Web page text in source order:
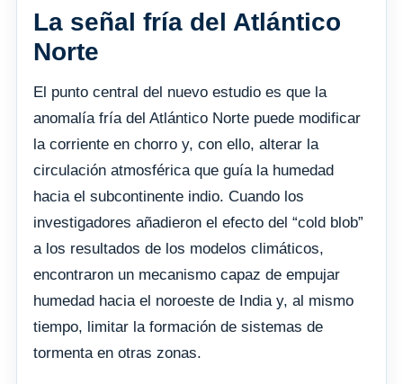
La señal fría del Atlántico
Norte
El punto central del nuevo estudio es que la
anomalía fría del Atlántico Norte puede modificar
la corriente en chorro y, con ello, alterar la
circulación atmosférica que guía la humedad
hacia el subcontinente indio. Cuando los
investigadores añadieron el efecto del “cold blob”
a los resultados de los modelos climáticos,
encontraron un mecanismo capaz de empujar
humedad hacia el noroeste de India y, al mismo
tiempo, limitar la formación de sistemas de
tormenta en otras zonas.